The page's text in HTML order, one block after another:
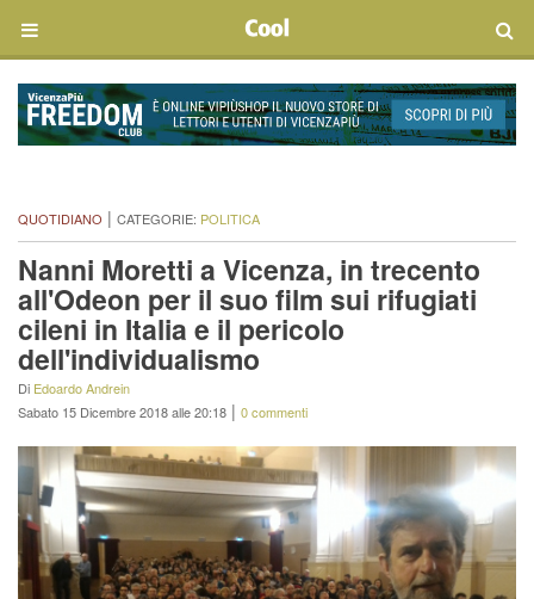
QUOTIDIANO | CATEGORIE: POLITICA
Nanni Moretti a Vicenza, in trecento
all'Odeon per il suo film sui rifugiati
cileni in Italia e il pericolo
dell'individualismo
Di Edoardo Andrein
Sabato 15 Dicembre 2018 alle 20:18 | 0 commenti